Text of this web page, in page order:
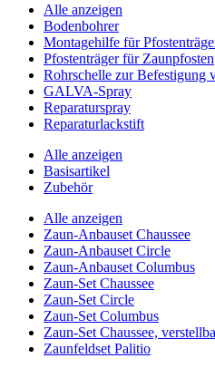
Alle anzeigen
Bodenbohrer
Montagehilfe für
Pfostenträger für Zaunpfosten
Rohrschelle zur Befestigung
GALVA-Spray
Reparaturspray
Reparaturlackstift
Alle anzeigen
Basisartikel
Zubehör
Alle anzeigen
Zaun-Anbauset Chaussee
Zaun-Anbauset Circle
Zaun-Anbauset Columbus
Zaun-Set Chaussee
Zaun-Set Circle
Zaun-Set Columbus
Zaun-Set Chaussee,
Zaunfeldset Palitio